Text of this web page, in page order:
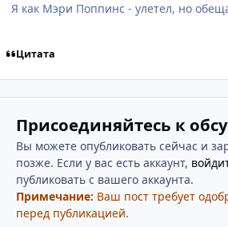
Я как Мэри Поппинс - улетел, но
Цитата
Присоединяйтесь к
Вы можете опубликовать сейчас и
позже. Если у вас есть аккаунт,
публиковать с вашего аккаунта.
Примечание: Ваш пост требует
перед публикацией.